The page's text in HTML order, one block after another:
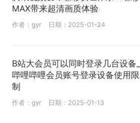
MAX带来超清画质体验
作者：gyr 日期：2025-01-24
B站大会员可以同时登录几台设备_
哔哩哔哩会员账号登录设备使用限
制
作者：gyr 日期：2025-01-13